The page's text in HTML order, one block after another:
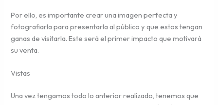
Por ello, es importante crear una imagen perfecta y
fotografiarla para presentarla al público y que estos tengan
ganas de visitarla. Este será el primer impacto que motivará
su venta.
Vistas
Una vez tengamos todo lo anterior realizado, tenemos que